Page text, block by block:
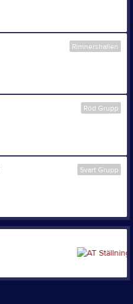
Rimnershallen
Röd Grupp
Svart Grupp